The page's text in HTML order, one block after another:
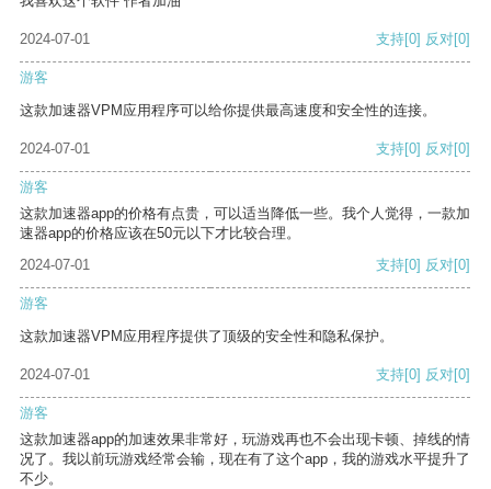
2024-07-01 支持[0] 反对[0]
游客
这款加速器VPM应用程序可以给你提供最高速度和安全性的连接。
2024-07-01 支持[0] 反对[0]
游客
这款加速器app的价格有点贵，可以适当降低一些。我个人觉得，一款加
速器app的价格应该在50元以下才比较合理。
2024-07-01
支持[0] 反对[0]
游客
这款加速器VPM应用程序提供了顶级的安全性和隐私保护。
2024-07-01 支持[0] 反对[0]
游客
这款加速器app的加速效果非常好，玩游戏再也不会出现卡顿、掉线的情
况了。我以前玩游戏经常会输，现在有了这个app，我的游戏水平提升了
不少。